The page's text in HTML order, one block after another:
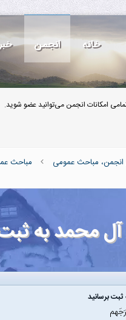
خانه انجمن
امکانات انجمن می‌توانید عضو شوید.
انجمن، مباحث عمومی مباحث
محمد به
برسانید